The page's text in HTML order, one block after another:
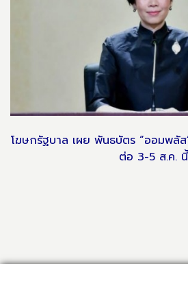
โฆษกรัฐบาล เผย พันธบัตร “ออมพลั
ต่อ 3-5 ส.ค. นี้